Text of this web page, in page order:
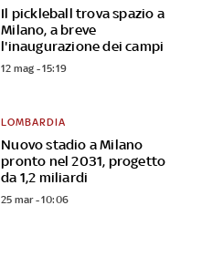
Il pickleball trova spazio a
Milano, a breve
l'inaugurazione dei campi
12 mag - 15:19
Nuovo stadio a Milano
pronto nel 2031, progetto
da 1,2 miliardi
LOMBARDIA
25 mar - 10:06